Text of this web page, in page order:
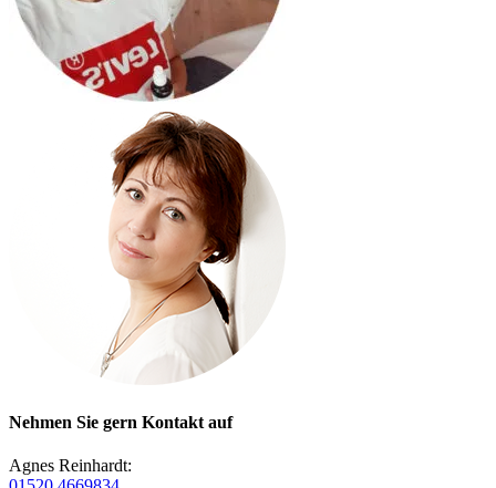
Nehmen Sie gern Kontakt auf
Agnes Reinhardt: